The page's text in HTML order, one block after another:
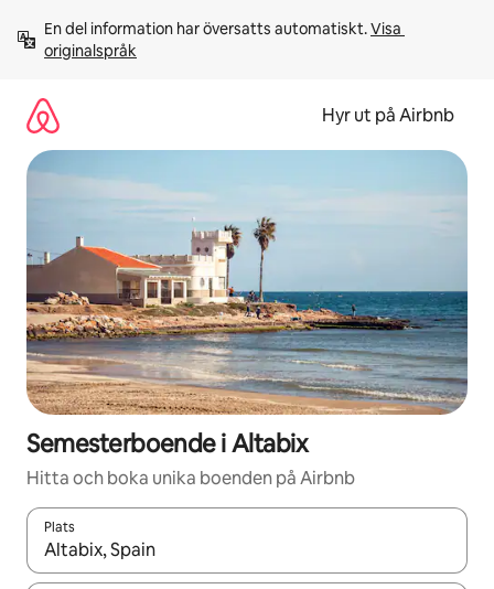
innehåll
En del information har översatts automatiskt. Visa
originalspråk
Hyr ut på Airbnb
Semesterboende i Altabix
Hitta och boka unika boenden på Airbnb
Plats
När resultaten är tillgängliga kan du navigera med upp- och